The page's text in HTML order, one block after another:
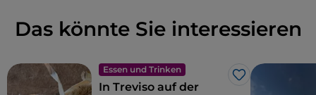
Das könnte Sie interessieren
Essen und Trinken
Like
In Treviso auf der